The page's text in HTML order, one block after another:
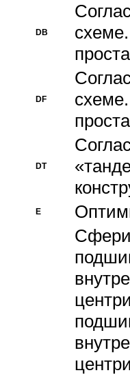
DB
DF
DT
E